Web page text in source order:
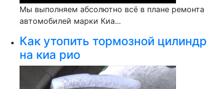
Мы выполняем абсолютно всё в плане ремонта
автомобилей марки Киа...
Как утопить тормозной цилиндр
на киа рио